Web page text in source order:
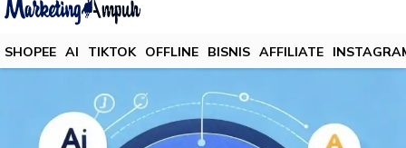
SHOPEE AI TIKTOK OFFLINE BISNIS AFFILIATE